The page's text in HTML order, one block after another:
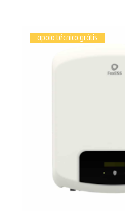
apoio técnico grátis